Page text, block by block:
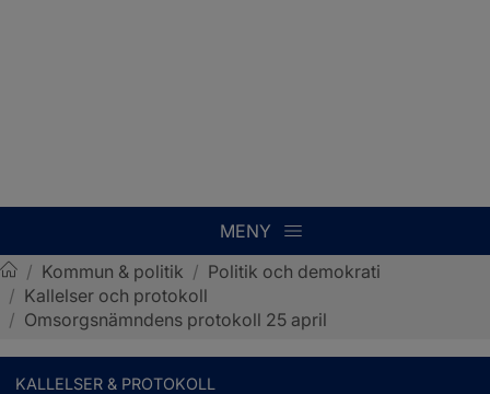
MENY
Sotenäs kommun
/ Kommun & politik / Politik och demokrati
/ Kallelser och protokoll
/ Omsorgsnämndens protokoll 25 april
KALLELSER & PROTOKOLL